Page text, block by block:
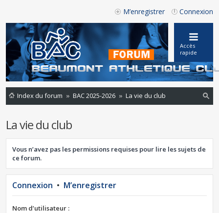
Connexion
M’enregistrer
Accès
rapide
Index du forum BAC 2025-2026
La vie du club
rc
he
La vie du club
Vous n’avez pas les permissions requises pour lire les sujets de
ce forum.
Connexion • M’enregistrer
Nom d’utilisateur :